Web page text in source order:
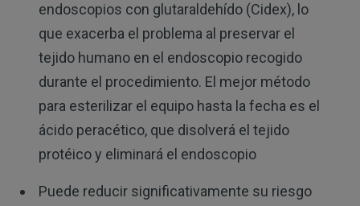
endoscopios con glutaraldehído (Cidex), lo
que exacerba el problema al preservar el
tejido humano en el endoscopio recogido
durante el procedimiento. El mejor método
para esterilizar el equipo hasta la fecha es el
ácido peracético, que disolverá el tejido
protéico y eliminará el endoscopio
Puede reducir significativamente su riesgo